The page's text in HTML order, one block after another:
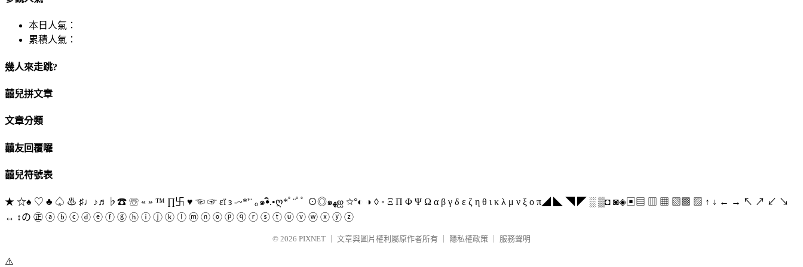
本日人氣：
累積人氣：
幾人來走跳?
囍兒拼文章
文章分類
囍友回覆囉
囍兒符號表
★ ☆♠ ♡ ♣ ♤ ♨ ♯♩♪♬♭☎ ☏ « » ™ ∏卐 ♥ ☜ ☞ εї з -~*'¨ ｡๑•ิ.•ღ*ﾟ¨ﾟﾟ ⊙◎๑ﻬஐ ☆°◐ ◑ ◊ ◦ Ξ Π Φ Ψ Ω α β γ δ ε ζ η θ ι κ λ μ ν ξ ο π◢ ◣ ◥ ◤ ░ ▒◘ ◙◈▣▤ ▥ ▦ ▧▩ ▨ ↑ ↓ ← → ↖ ↗ ↙ ↘
↔ ↕の ㊣ ⓐ ⓑ ⓒ ⓓ ⓔ ⓕ ⓖ ⓗ ⓘ ⓙ ⓚ ⓛ ⓜ ⓝ ⓞ ⓟ ⓠ ⓡ ⓢ ⓣ ⓤ ⓥ ⓦ ⓧ ⓨ ⓩ
© 2026 PIXNET 文章與圖片權利屬原作者所有 隱私權政策 服務聲明
⚠️